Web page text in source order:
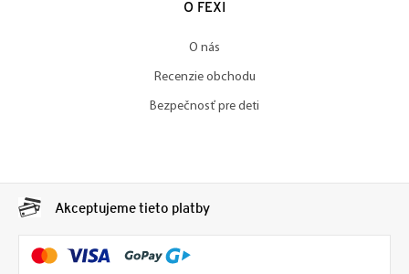
O FEXI
O nás
Recenzie obchodu
Bezpečnosť pre deti
Akceptujeme tieto platby